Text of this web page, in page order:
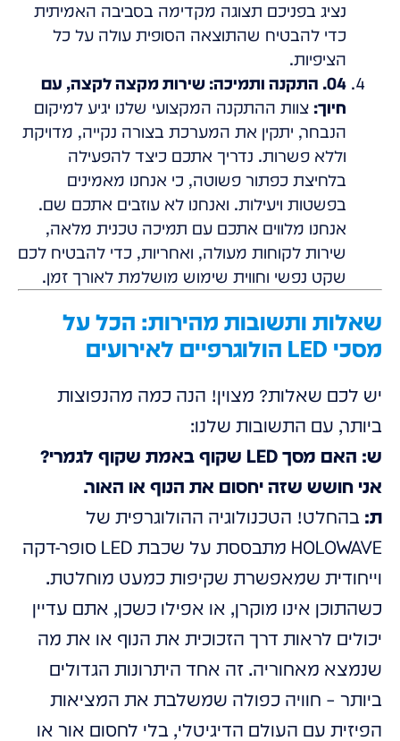
נציג בפניכם תצוגה מקדימה בסביבה האמיתית
כדי להבטיח שהתוצאה הסופית עולה על כל
הציפיות.
04. התקנה ותמיכה: שירות מקצה לקצה, עם
חיוך: צוות ההתקנה המקצועי שלנו יגיע למיקום
הנבחר, יתקין את המערכת בצורה נקייה, מדויקת
וללא פשרות. נדריך אתכם כיצד להפעילה
בלחיצת כפתור פשוטה, כי אנחנו מאמינים
בפשטות ויעילות. ואנחנו לא עוזבים אתכם שם.
אנחנו מלווים אתכם עם תמיכה טכנית מלאה,
שירות לקוחות מעולה, ואחריות, כדי להבטיח לכם
שקט נפשי וחווית שימוש מושלמת לאורך זמן.
שאלות ותשובות מהירות: הכל על
מסכי LED הולוגרפיים לאירועים
יש לכם שאלות? מצוין! הנה כמה מהנפוצות
ביותר, עם התשובות שלנו:
ש: האם מסך LED שקוף באמת שקוף לגמרי?
אני חושש שזה יחסום את הנוף או האור.
ת: בהחלט! הטכנולוגיה ההולוגרפית של
HOLOWAVE מתבססת על שכבת LED סופר-דקה
וייחודית שמאפשרת שקיפות כמעט מוחלטת.
כשהתוכן אינו מוקרן, או אפילו כשכן, אתם עדיין
יכולים לראות דרך הזכוכית את הנוף או את מה
שנמצא מאחוריה. זה אחד היתרונות הגדולים
ביותר – חוויה כפולה שמשלבת את המציאות
הפיזית עם העולם הדיגיטלי, בלי לחסום אור או